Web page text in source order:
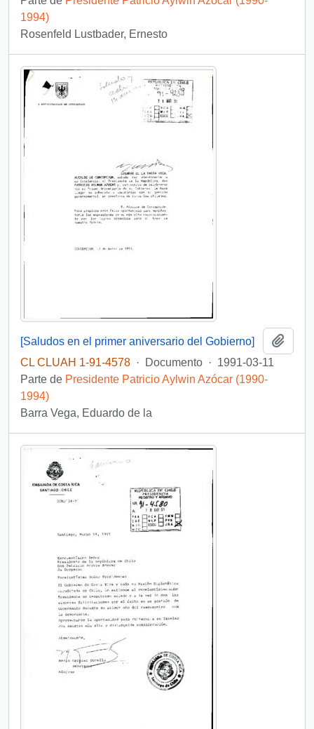
1994)
Rosenfeld Lustbader, Ernesto
[Saludos en el primer aniversario del Gobierno]
CL CLUAH 1-91-4578 · Documento · 1991-03-11
Parte de Presidente Patricio Aylwin Azócar (1990-
1994)
Barra Vega, Eduardo de la